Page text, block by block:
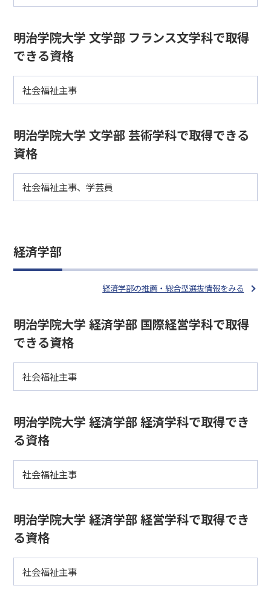
明治学院大学 文学部 フランス文学科で取得
できる資格
社会福祉主事
明治学院大学 文学部 芸術学科で取得できる
資格
社会福祉主事、学芸員
経済学部
経済学部の推薦・総合型選抜情報をみる
明治学院大学 経済学部 国際経営学科で取得
できる資格
社会福祉主事
明治学院大学 経済学部 経済学科で取得でき
る資格
社会福祉主事
明治学院大学 経済学部 経営学科で取得でき
る資格
社会福祉主事